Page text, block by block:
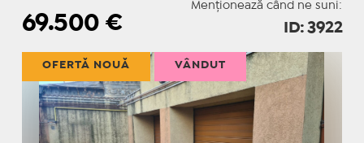
Menționează când ne suni:
69.500€ ID: 3922
OFERTĂ NOUĂ VÂNDUT